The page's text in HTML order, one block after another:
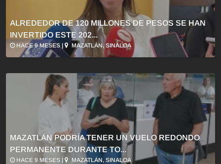
ALREDEDOR DE 120 MILLONES DE PESOS SE HAN
INVERTIDO ESTE 202...
HACE 9 MESES | MAZATLÁN, SINALOA
MAZATLÁN PODRÍA TENER UN VUELO REDONDO
PERMANENTE DURANTE TO...
HACE 9 MESES | MAZATLÁN, SINALOA